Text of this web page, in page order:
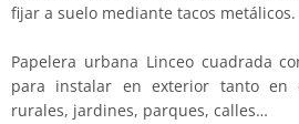
fijar a suelo mediante tacos metálicos.
Papelera urbana Linceo cuadrada
para instalar en exterior tanto en
rurales, jardines, parques, calles…